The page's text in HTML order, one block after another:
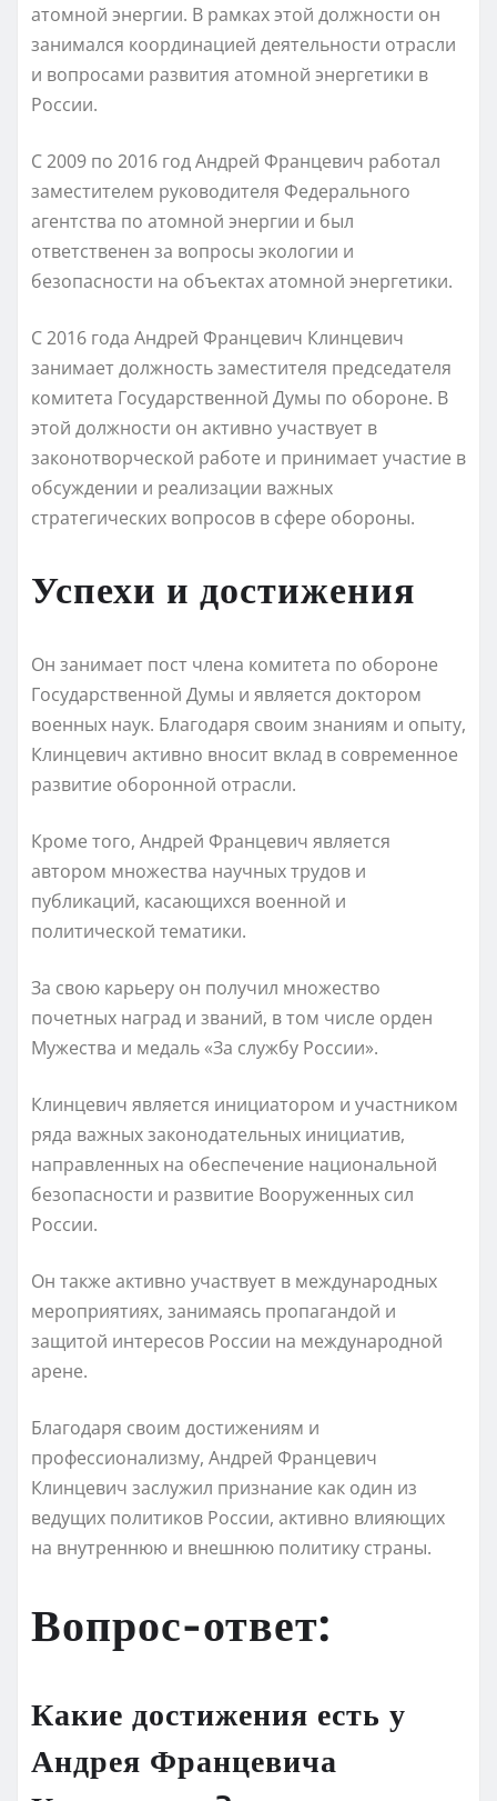
атомной энергии. В рамках этой должности он
занимался координацией деятельности отрасли
и вопросами развития атомной энергетики в
России.
С 2009 по 2016 год Андрей Францевич работал
заместителем руководителя Федерального
агентства по атомной энергии и был
ответственен за вопросы экологии и
безопасности на объектах атомной энергетики.
С 2016 года Андрей Францевич Клинцевич
занимает должность заместителя председателя
комитета Государственной Думы по обороне. В
этой должности он активно участвует в
законотворческой работе и принимает участие в
обсуждении и реализации важных
стратегических вопросов в сфере обороны.
Успехи и достижения
Он занимает пост члена комитета по обороне
Государственной Думы и является доктором
военных наук. Благодаря своим знаниям и опыту,
Клинцевич активно вносит вклад в современное
развитие оборонной отрасли.
Кроме того, Андрей Францевич является
автором множества научных трудов и
публикаций, касающихся военной и
политической тематики.
За свою карьеру он получил множество
почетных наград и званий, в том числе орден
Мужества и медаль «За службу России».
Клинцевич является инициатором и участником
ряда важных законодательных инициатив,
направленных на обеспечение национальной
безопасности и развитие Вооруженных сил
России.
Он также активно участвует в международных
мероприятиях, занимаясь пропагандой и
защитой интересов России на международной
арене.
Благодаря своим достижениям и
профессионализму, Андрей Францевич
Клинцевич заслужил признание как один из
ведущих политиков России, активно влияющих
на внутреннюю и внешнюю политику страны.
Вопрос-ответ:
Какие достижения есть у
Андрея Францевича